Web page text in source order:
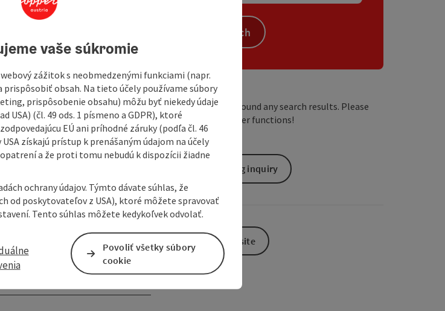
Search
We have not found any search results. Please
adjust the filter functions!
non-binding inquiry
To the website
vaše súkromie
zážitok s neobmedzenými funkciami (napr.
obsah. Na tieto účely používame súbory
prispôsobenie obsahu) môžu byť niekedy údaje
(čl. 49 ods. 1 písmeno a GDPR), ktoré
EÚ ani príhodné záruky (podľa čl. 46
získajú prístup k prenášaným údajom na účely
a že proti tomu nebudú k dispozícii žiadne
ochrany údajov. Týmto dávate súhlas, že
od poskytovateľov z USA), ktoré môžete spravovať
Tento súhlas môžete kedykoľvek odvolať.
Povoliť všetky súbory
cookie